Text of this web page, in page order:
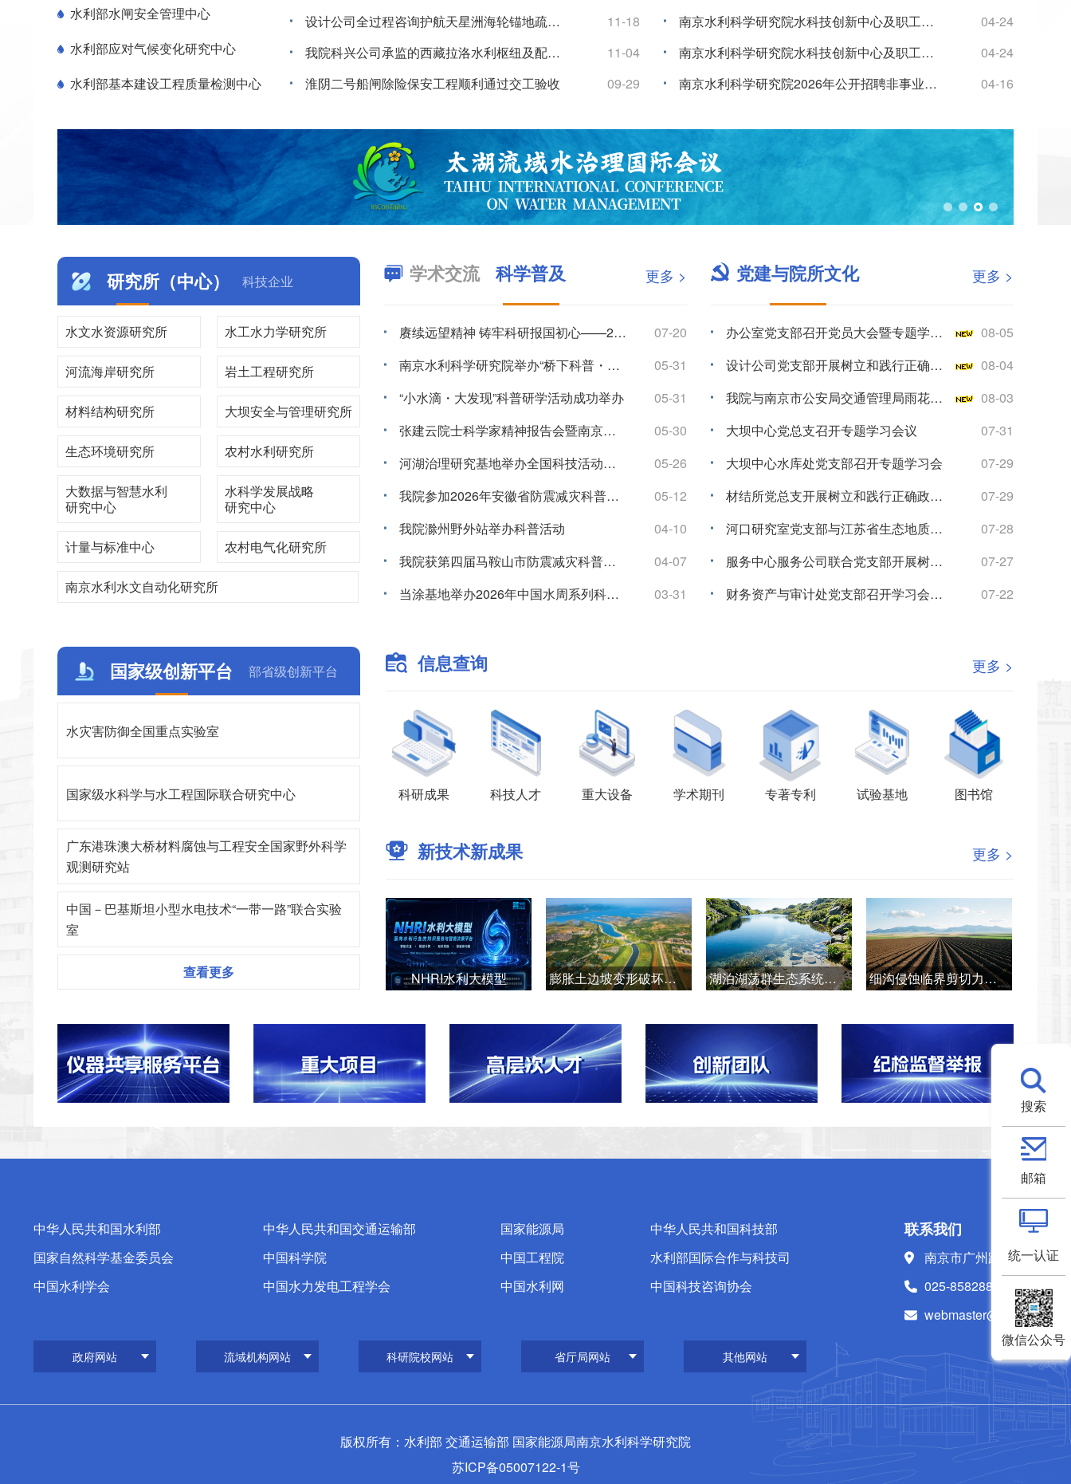
水利部水闸安全管理中心
水利部应对气候变化研究中心
水利部基本建设工程质量检测中心
水利行业标准《小（2）型水库大坝安全评价导则》颁布实施
06-24
水利行业标准《水库大坝安全管理应急预案编制技术导则》颁布实施
06-22
我院主编的《河湖岸坡生态治理技术规范》（SL/T 879-2026）批准发布
06-08
南京水利科学研究院水科技创新中心及职工与研究生宿舍项目最高投标限价（含工程量清单）审核造价咨询服务综...
04-24
南京水利科学研究院水科技创新中心及职工与研究生宿舍项目最高投标限价（含工程量清单）编制造价咨询服务综...
04-24
南京水利科学研究院2026年公开招聘非事业编制工作人员公告
04-16
研究所（中心） 科技企业
水文水资源研究所 水工水力学研究所
河流海岸研究所 岩土工程研究所
材料结构研究所 大坝安全与管理研究所
生态环境研究所 农村水利研究所
大数据与智慧水利
研究中心
水科学发展战略
研究中心
计量与标准中心 农村电气化研究所
南京水利水文自动化研究所
学术交流 科学普及 更多 >
《海洋工程》2026年第4期中文摘要
08-05
《岩土工程学报》2026年第8期摘要
08-04
《岩土工程学报》2026年第7期摘要
07-03
《水利水运工程学报》2026年第3期摘要
06-30
《水科学进展》2026年第4期中文摘要
06-30
2026年度滁州野外站学术带头人研讨会召开
06-29
06-29
《海洋工程》2026年第3期中文摘要
06-10
《岩土工程学报》2026年第6期摘要
06-10
党建与院所文化 更多 >
办公室党支部召开党员大会暨专题学习会
08-05
设计公司党支部开展树立和践行正确政绩观学习教育专题党课
08-04
我院与南京市公安局交通管理局雨花台区大队开展警民共建活动
08-03
大坝中心党总支召开专题学习会议
07-31
大坝中心水库处党支部召开专题学习会
07-29
材结所党总支开展树立和践行正确政绩观学习教育专题党课
07-29
河口研究室党支部与江苏省生态地质调查大队水工环地质调查中心党支部联合开展主题党日活动
07-28
服务中心服务公司联合党支部开展树立和践行正确政绩观学习教育专题党课
07-27
财务资产与审计处党支部召开学习会暨专题党课
07-22
国家级创新平台 部省级创新平台
水灾害防御全国重点实验室
国家级水科学与水工程国际联合研究中心
广东港珠澳大桥材料腐蚀与工程安全国家野外科学
观测研究站
中国－巴基斯坦小型水电技术“一带一路”联合实验
室
查看更多
信息查询 更多 >
科研成果 科技人才 重大设备 学术期刊 专著专利 试验基地 图书馆
新技术新成果 更多 >
NHRI水利大模型 膨胀土边坡变形破坏机理与安全智能管控技术 湖泊湖荡群生态系统健康诊断与韧性提升技术 细沟侵蚀临界剪切力测定的关键技术
中华人民共和国水利部 中华人民共和国交通运输部 国家能源局
中华人民共和国科技部
国家自然科学基金委员会
中国科学院 中国工程院
水利部国际合作与科技司
中国水利学会
中国水力发电工程学会 中国水利网 中国科技咨询协会
联系我们
南京市广州路223号
025-85828808
webmaster@nhri.cn
政府网站 流域机构网站 科研院校网站 省厅局网站 其他网站
版权所有：水利部 交通运输部 国家能源局南京水利科学研究院
苏ICP备05007122-1号
搜索
邮箱
统一认证
微信公众号